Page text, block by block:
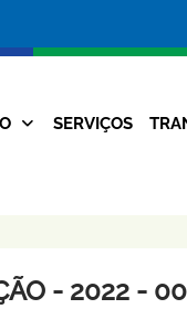
SERVIÇOS
- 2022 -